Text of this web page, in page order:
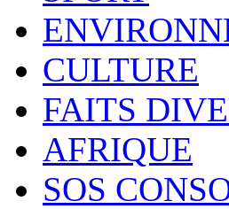
CULTURE
FAITS
AFRIQUE
SOS